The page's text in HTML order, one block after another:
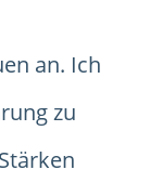
an. Ich
zu